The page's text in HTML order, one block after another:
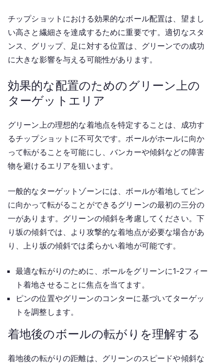
チップショットにおける効果的なボール配置は、望まし
い高さと繊細さを達成するために重要です。適切なスタ
ンス、グリップ、足に対する位置は、グリーンでの成功
に大きな影響を与える可能性があります。
効果的な配置のためのグリーン上の
ターゲットエリア
グリーン上の理想的な着地点を特定することは、成功す
るチップショットに不可欠です。ボールがホールに向か
って転がることを可能にし、バンカーや傾斜などの障害
物を避けるエリアを狙います。
一般的なターゲットゾーンには、ボールが着地してピン
に向かって転がることができるグリーンの最初の三分の
一があります。グリーンの傾斜を考慮してください。下
り坂の傾斜では、より攻撃的な着地点が必要な場合があ
り、上り坂の傾斜では柔らかい着地が可能です。
最適な転がりのために、ボールをグリーンに1-2フィー
ト着地させることに焦点を当てます。
ピンの位置やグリーンのコンターに基づいてターゲッ
トを調整します。
着地後のボールの転がりを理解する
着地後の転がりの距離は、グリーンのスピードや傾斜な